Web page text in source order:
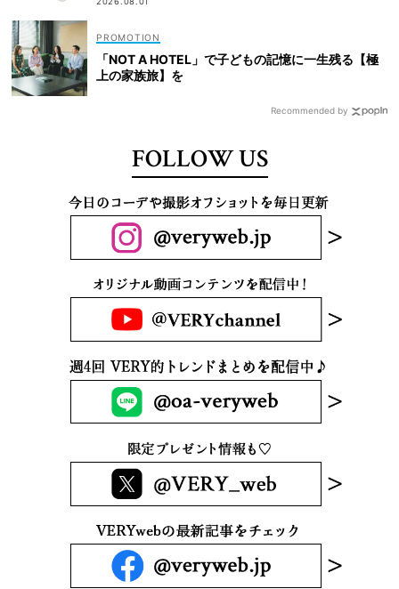
「NOT A HOTEL」で子どもの記憶に一生残る【極
上の家族旅】を
Recommended by
FOLLOW US